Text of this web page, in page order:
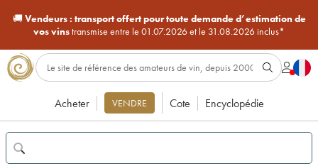
🚚Vendeurs : transport offert pour toute demande d’estimation de
vos vinstransmise entre le 01.07.2026 et le 31.08.2026 inclus*
Acheter VENDRE Cote Encyclopédie